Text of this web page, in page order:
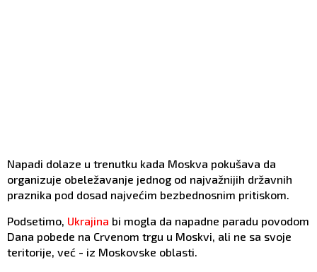
Napadi dolaze u trenutku kada Moskva pokušava da
organizuje obeležavanje jednog od najvažnijih državnih
praznika pod dosad najvećim bezbednosnim pritiskom.
Podsetimo, Ukrajina bi mogla da napadne paradu povodom
Dana pobede na Crvenom trgu u Moskvi, ali ne sa svoje
teritorije, već - iz Moskovske oblasti.